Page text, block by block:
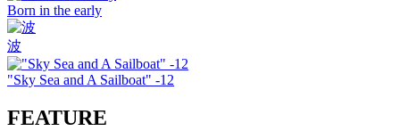
Born in the early
波
"Sky Sea and A Sailboat" -12
FEATURE